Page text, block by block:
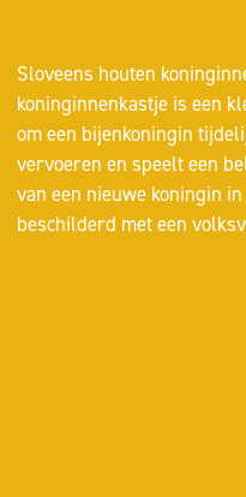
Sloveens houten
koninginnenkastje is een
om een bijenkoningin
vervoeren en speelt een
van een nieuwe koningin
beschilderd met een